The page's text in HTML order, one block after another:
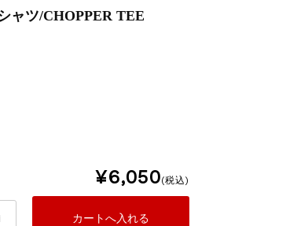
ャツ/CHOPPER TEE
¥6,050(税込)